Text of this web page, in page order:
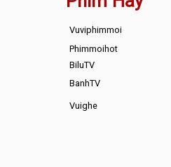
Vuviphimmoi
Phimmoihot
BiluTV
BanhTV
Vuighe